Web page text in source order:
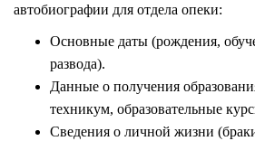
автобиографии для отдела опеки:
Основные даты (рождения,
развода).
Данные о получения
техникум, образовательные
Сведения о личной жизни